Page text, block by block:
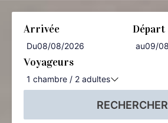
Arrivée
Du
Départ
au
Voyageurs
1 chambre / 2 adultes
RECHERCHER